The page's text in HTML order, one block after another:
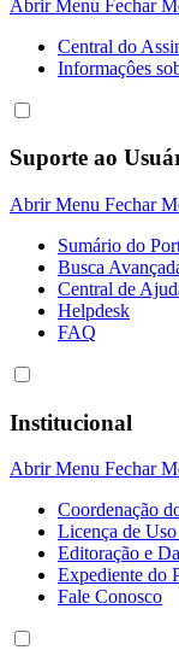
Abrir Menu Fechar
Central do
Informaçôes
Suporte ao
Abrir Menu Fechar
Sumário do
Busca
Central de
Helpdesk
FAQ
Institucional
Abrir Menu Fechar
Coordenação
Licença de
Editoração e
Expediente do
Fale Conosco